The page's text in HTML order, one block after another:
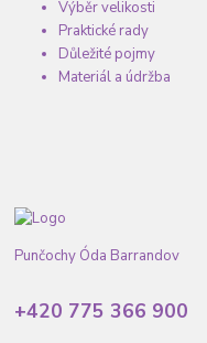
Výběr velikosti
Praktické rady
Důležité pojmy
Materiál a údržba
Punčochy Óda Barrandov
+420 775 366 900